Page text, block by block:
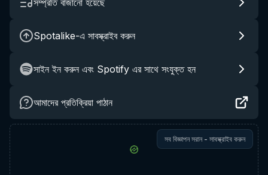
সম্প্রতি বাজানো হয়েছে
Spotalike-এ সাবস্ক্রাইব করুন
সাইন ইন করুন এবং Spotify এর সাথে সংযুক্ত হন
আমাদের প্রতিক্রিয়া পাঠান
সব বিজ্ঞাপন সরান - সাবস্ক্রাইব করুন